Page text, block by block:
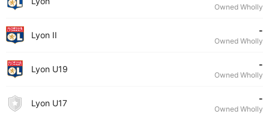
Owned Wholly
Lyon II -
Owned Wholly
Lyon U19 -
Owned Wholly
Lyon U17 -
Owned Wholly